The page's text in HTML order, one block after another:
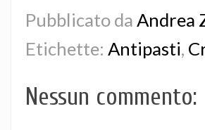
Pubblicato da Andrea
Etichette: Antipasti,
Nessun commento: